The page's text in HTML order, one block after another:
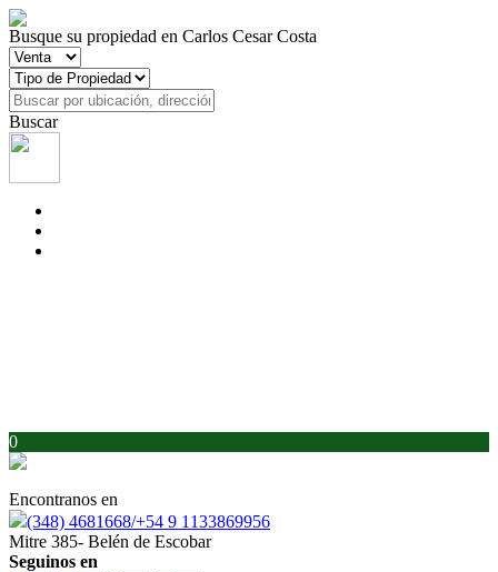
Busque su propiedad en Carlos Cesar Costa
Buscar
0
Encontranos en
(348) 4681668/+54 9 1133869956
Mitre 385- Belén de Escobar
Seguinos en